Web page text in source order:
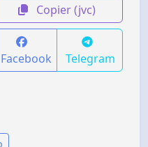
Copier (jvc)
Facebook Telegram